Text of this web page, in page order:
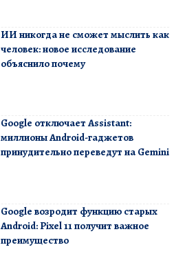
ИИ никогда не сможет мыслить как
человек: новое исследование
объяснило почему
Google отключает Assistant:
миллионы Android-гаджетов
принудительно переведут на Gemini
Google возродит функцию старых
Android: Pixel 11 получит важное
преимущество